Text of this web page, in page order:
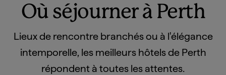
Où séjourner à Perth
Lieux de rencontre branchés ou à l'élégance
intemporelle, les meilleurs hôtels de Perth
répondent à toutes les attentes.